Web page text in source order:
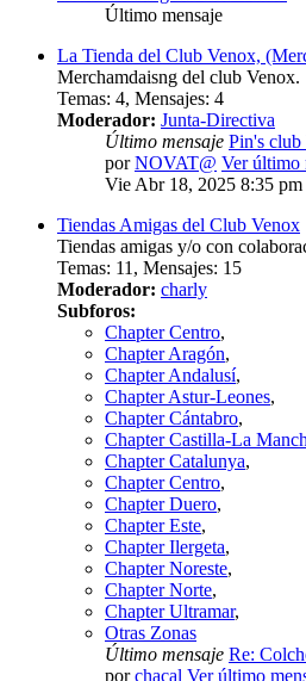
Último mensaje
La Tienda del Club Venox,
Merchamdaisng del club Venox.
Temas: 4, Mensajes: 4
Moderador: Junta-Directiva
Último mensaje Pin's club
porNOVAT@ Ver último
Vie Abr 18, 2025 8:35 pm
Tiendas Amigas del Club Venox
Tiendas amigas y/o con
Temas: 11 , Mensajes: 15
Moderador: charly
Subforos:
Chapter Centro,
Chapter Aragón,
Chapter Andalusí,
Chapter Astur-Leones,
Chapter Cántabro,
Chapter Castilla-La
Chapter Catalunya,
Chapter Centro,
Chapter Duero,
Chapter Este,
Chapter Ilergeta,
Chapter Noreste,
Chapter Norte,
Chapter Ultramar,
Otras Zonas
Último mensaje Re:
porchacal Ver último